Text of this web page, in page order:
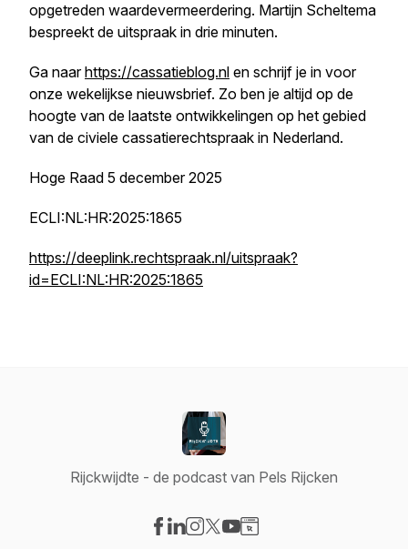
opgetreden waardevermeerdering. Martijn Scheltema
bespreekt de uitspraak in drie minuten.
Ga naarhttps://cassatieblog.nl en schrijf je in voor
onze wekelijkse nieuwsbrief. Zo ben je altijd op de
hoogte van de laatste ontwikkelingen op het gebied
van de civiele cassatierechtspraak in Nederland.
Hoge Raad 5 december 2025
ECLI:NL:HR:2025:1865
https://deeplink.rechtspraak.nl/uitspraak?
id=ECLI:NL:HR:2025:1865
Rijckwijdte - de podcast van Pels Rijcken